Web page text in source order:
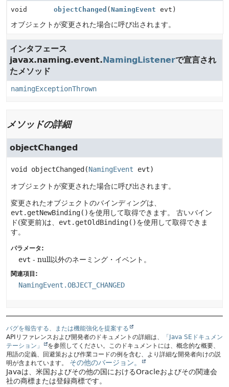
void
objectChanged ( NamingEvent evt)
オブジェクトが変更された場合に呼び出されます。
インタフェース
javax.naming.event.NamingListenerで宣言され
たメソッド
namingExceptionThrown
メソッドの詳細
objectChanged
void objectChanged (NamingEvent evt)
オブジェクトが変更された場合に呼び出されます。
変更されたオブジェクトのバインディングは、
evt.getNewBinding()を使用して取得できます。
古いバイン
ド(変更前)は、 evt.getOldBinding()を使用して取得できま
す。
パラメータ:
evt - null以外のネーミング・イベント。
関連項目:
NamingEvent.OBJECT_CHANGED
バグを報告する、または機能強化を提案する
APIリファレンスおよび開発者のドキュメントの詳細は、
「Java SEドキュメン
テーション」
を参照してください。このドキュメントには、概念的な概要、
用語の定義、回避策および作業コードの例を含む、より詳細な開発者向けの説
明が含まれています。
その他のバージョン。
Javaは、米国およびその他の国におけるOracleおよびその関連会
社の商標または登録商標です。